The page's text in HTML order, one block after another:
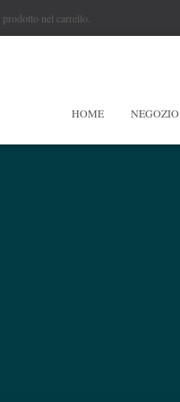
nel carrello.
HOME NEGOZIO